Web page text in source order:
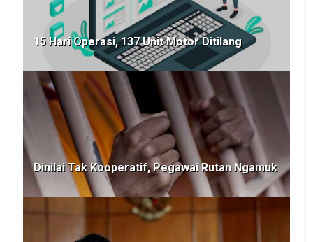
15 Hari Operasi, 137 Unit Motor Ditilang
Dinilai Tak Kooperatif, Pegawai Rutan Ngamuk